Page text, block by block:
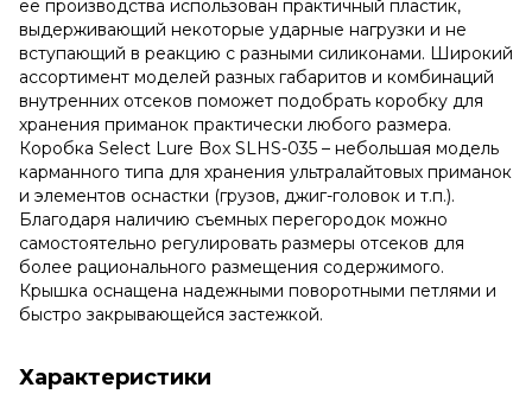
ее производства использован практичный пластик,
выдерживающий некоторые ударные нагрузки и не
вступающий в реакцию с разными силиконами. Широкий
ассортимент моделей разных габаритов и комбинаций
внутренних отсеков поможет подобрать коробку для
хранения приманок практически любого размера.
Коробка Select Lure Box SLHS-035 – небольшая модель
карманного типа для хранения ультралайтовых приманок
и элементов оснастки (грузов, джиг-головок и т.п.).
Благодаря наличию съемных перегородок можно
самостоятельно регулировать размеры отсеков для
более рационального размещения содержимого.
Крышка оснащена надежными поворотными петлями и
быстро закрывающейся застежкой.
Характеристики